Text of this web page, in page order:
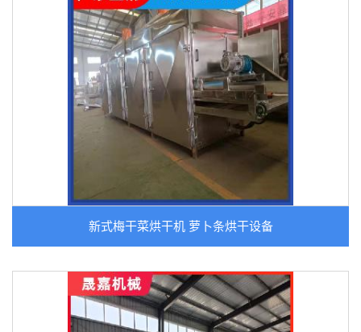
新式梅干菜烘干机 萝卜条烘干设备